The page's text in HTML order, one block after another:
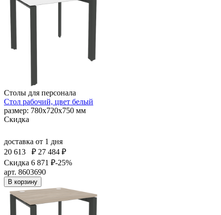
Столы для персонала
Стол рабочий, цвет белый
размер: 780х720х750 мм
Скидка
доставка от 1 дня
20 613
₽ 27 484 ₽
Скидка 6 871 ₽-25%
арт. 8603690
В корзину